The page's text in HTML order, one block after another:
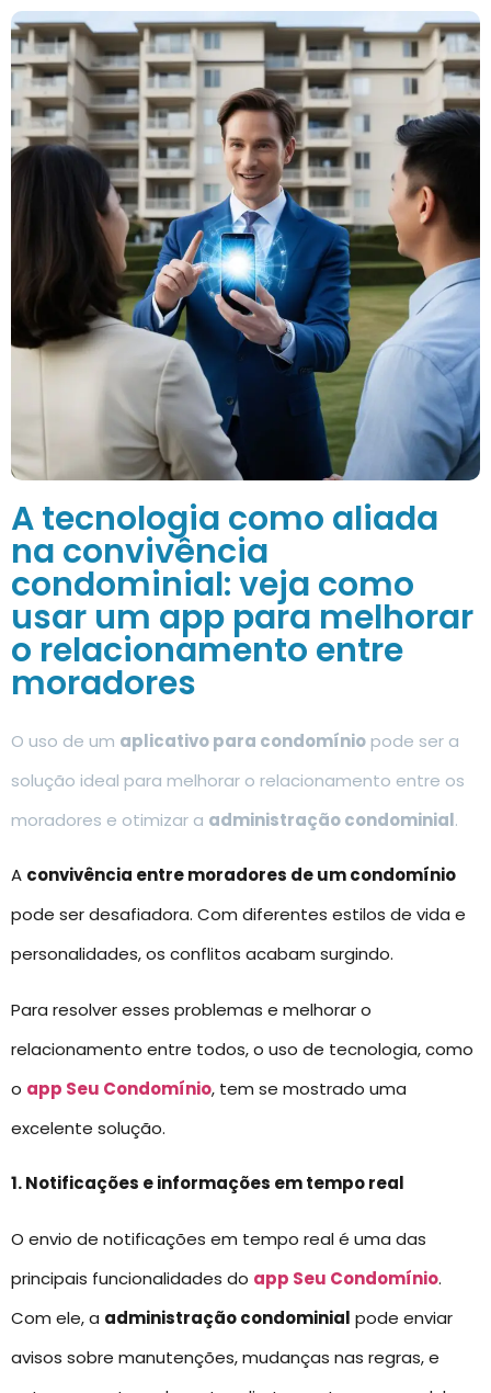
A tecnologia como aliada
na convivência
condominial: veja como
usar um app para melhorar
o relacionamento entre
moradores
O uso de um aplicativo para condomíniopode ser a
solução ideal para melhorar o relacionamento entre os
moradores e otimizar a administração condominial.
A convivência entre moradores de um condomínio
pode ser desafiadora. Com diferentes estilos de vida e
personalidades, os conflitos acabam surgindo.
Para resolver esses problemas e melhorar o
relacionamento entre todos, o uso de tecnologia, como
o app Seu Condomínio, tem se mostrado uma
excelente solução.
1. Notificações e informações em tempo real
O envio de notificações em tempo real é uma das
principais funcionalidades do app Seu Condomínio.
Com ele, a administração condominial pode enviar
avisos sobre manutenções, mudanças nas regras, e